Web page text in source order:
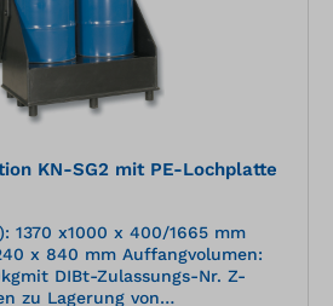
KN-SG2 mit PE-Lochplatte
1370 x1000 x 400/1665 mm
x 840 mm Auffangvolumen:
zu Lagerung von